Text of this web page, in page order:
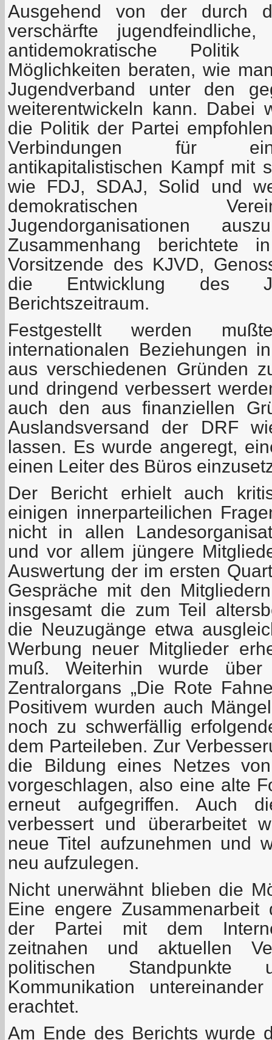
Ausgehend von der durch
verschärfte
antidemokratische
Möglichkeiten beraten, wie
Jugendverband unter den
weiterentwickeln kann. Dabei
die Politik der Partei
Verbindungen für
antikapitalistischen Kampf mit
wie FDJ, SDAJ, Solid und
demokratischen
Jugendorganisationen
Zusammenhang berichtete
Vorsitzende des KJVD,
die Entwicklung des
Berichtszeitraum.
Festgestellt werden
internationalen Beziehungen
aus verschiedenen Gründen
und dringend verbessert
auch den aus finanziellen
Auslandsversand der DRF
lassen. Es wurde angeregt,
einen Leiter des Büros
Der Bericht erhielt auch
einigen innerparteilichen
nicht in allen
und vor allem jüngere
Auswertung der im ersten
Gespräche mit den
insgesamt die zum Teil
die Neuzugänge etwa
Werbung neuer Mitglieder
muß. Weiterhin wurde
Zentralorgans „Die Rote
Positivem wurden auch
noch zu schwerfällig
dem Parteileben. Zur
die Bildung eines Netzes von
vorgeschlagen, also eine alte
erneut aufgegriffen. Auch
verbessert und überarbeitet
neue Titel aufzunehmen und
neu aufzulegen.
Nicht unerwähnt blieben die
Eine engere
der Partei mit dem
zeitnahen und aktuellen
politischen
Kommunikation
erachtet.
Am Ende des Berichts wurde